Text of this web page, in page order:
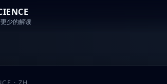
少的解读